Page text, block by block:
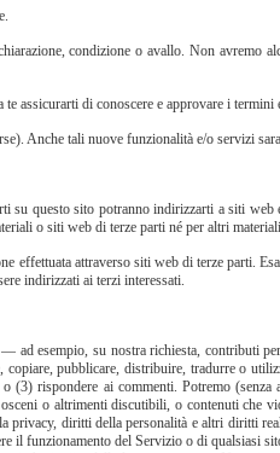
condizione o avallo. Non avremo
assicurarti di conoscere e approvare i
Anche tali nuove funzionalità e/o servizi
questo sito potranno indirizzarti a siti
o siti web di terze parti né per altri
attraverso siti web di terze parti.
indirizzati ai terzi interessati.
esempio, su nostra richiesta, contributi
pubblicare, distribuire, tradurre o
rispondere ai commenti. Potremo
o altrimenti discutibili, o contenuti che
diritti della personalità e altri diritti
funzionamento del Servizio o di qualsiasi